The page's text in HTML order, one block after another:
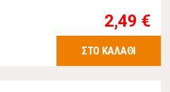
2,49 €
ΣΤΟ ΚΑΛΑΘΙ